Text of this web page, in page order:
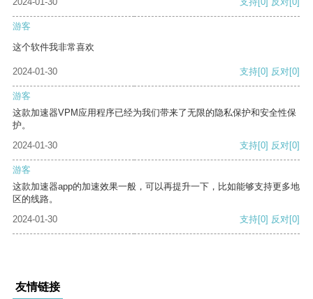
游客
这个软件我非常喜欢
2024-01-30 支持[0] 反对[0]
游客
这款加速器VPM应用程序已经为我们带来了无限的隐私保护和安全性保
护。
2024-01-30
支持[0] 反对[0]
游客
这款加速器app的加速效果一般，可以再提升一下，比如能够支持更多地
区的线路。
2024-01-30
支持[0] 反对[0]
友情链接